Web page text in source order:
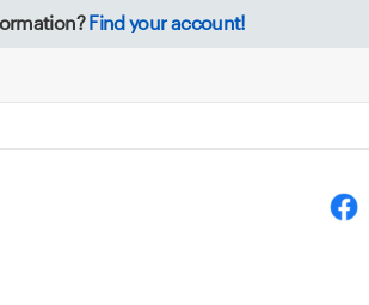
Find your account!